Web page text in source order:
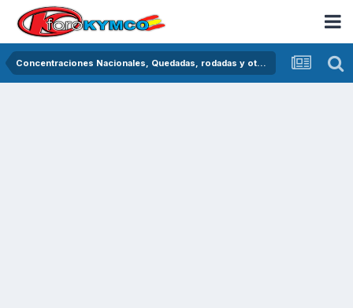
Concentraciones Nacionales, Quedadas, rodadas y otras crónicas del asfalto